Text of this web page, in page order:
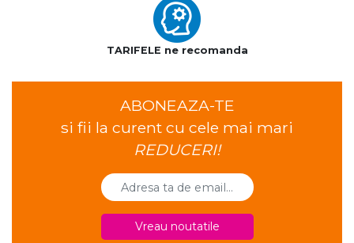
TARIFELE ne recomanda
ABONEAZA-TE
si fii la curent cu cele mai mari
REDUCERI!
Vreau noutatile